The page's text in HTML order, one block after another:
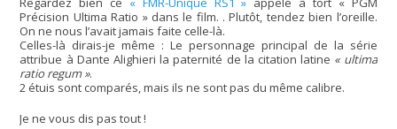
Précision Ultima Ratio » dans le film. . Plutôt, tendez bien l’oreille.
On ne nous l’avait jamais faite celle-là.
Celles-là dirais-je même : Le personnage principal de la série
attribue à Dante Alighieri la paternité de la citation latine « ultima
ratio regum ».
2 étuis sont comparés, mais ils ne sont pas du même calibre.
Je ne vous dis pas tout !